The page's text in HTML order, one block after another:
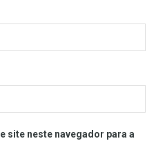
site neste navegador para a